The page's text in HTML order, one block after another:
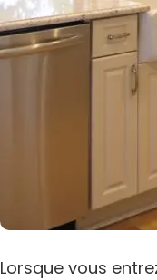
Lorsque vous